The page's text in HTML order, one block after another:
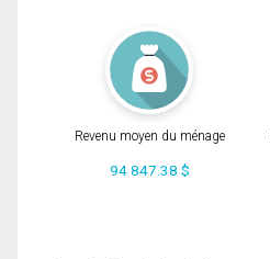
Revenu moyen du ménage
94 847.38 $